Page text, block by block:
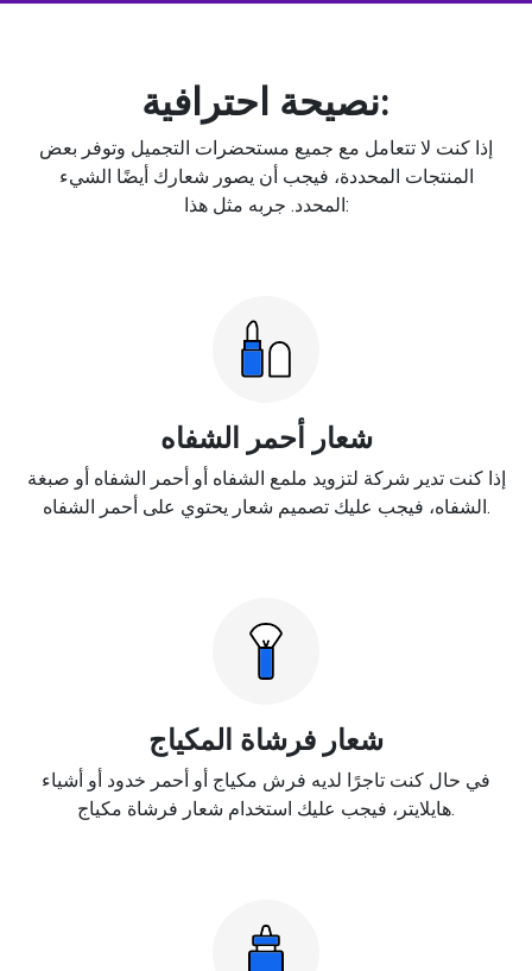
نصيحة احترافية:
إذا كنت لا تتعامل مع جميع مستحضرات التجميل وتوفر بعض
المنتجات المحددة، فيجب أن يصور شعارك أيضًا الشيء
المحدد. جربه مثل هذا:
شعار أحمر الشفاه
إذا كنت تدير شركة لتزويد ملمع الشفاه أو أحمر الشفاه أو صبغة
الشفاه، فيجب عليك تصميم شعار يحتوي على أحمر الشفاه.
شعار فرشاة المكياج
في حال كنت تاجرًا لديه فرش مكياج أو أحمر خدود أو أشياء
هايلايتر، فيجب عليك استخدام شعار فرشاة مكياج.